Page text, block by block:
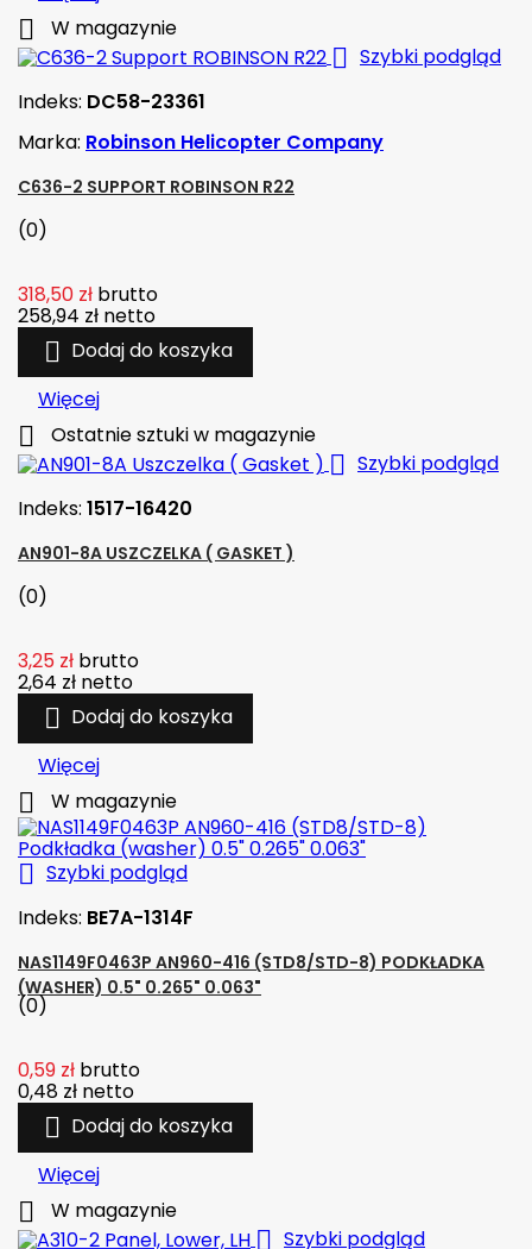
 W magazynie
 Szybki podgląd
Indeks: DC58-23361
Marka: Robinson Helicopter Company
C636-2 SUPPORT ROBINSON R22
(0)
318,50 zł brutto
258,94 zł netto
 Dodaj do koszyka
Więcej
 Ostatnie sztuki w magazynie
 Szybki podgląd
Indeks: 1517-16420
AN901-8A USZCZELKA ( GASKET )
(0)
3,25 zł brutto
2,64 zł netto
 Dodaj do koszyka
Więcej
 W magazynie
 Szybki podgląd
Indeks: BE7A-1314F
NAS1149F0463P AN960-416 (STD8/STD-8) PODKŁADKA
(WASHER) 0.5" 0.265" 0.063"
(0)
0,59 zł brutto
0,48 zł netto
 Dodaj do koszyka
Więcej
 W magazynie
 Szybki podgląd